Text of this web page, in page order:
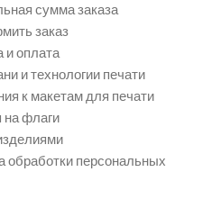
сумма заказа
заказ
и оплата
и технологии печати
к макетам для печати
на флаги
обработки персональных